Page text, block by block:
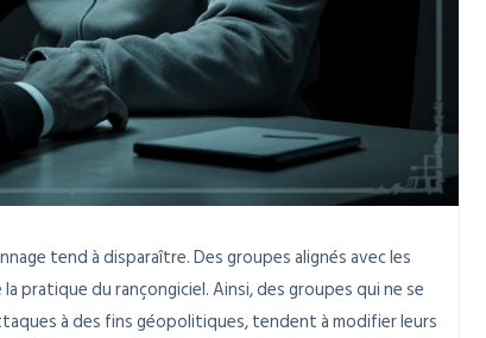
tend à disparaître. Des groupes alignés avec les
du rançongiciel. Ainsi, des groupes qui ne se
à des fins géopolitiques, tendent à modifier leurs